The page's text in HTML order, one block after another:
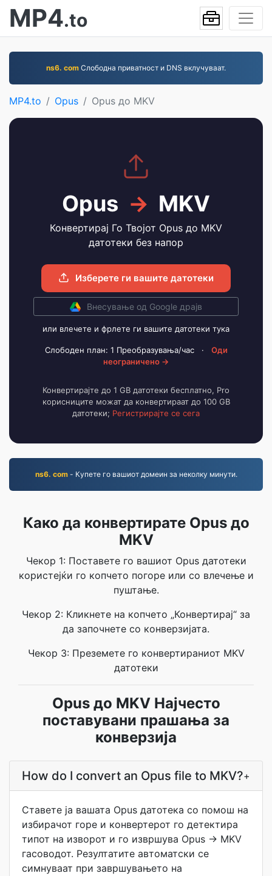
MP4.to
ns6. com Слободна приватност и DNS вклучуваат.
MP4.to Opus Opus до MKV
Opus → MKV
Конвертирај Го Твојот Opus до MKV
датотеки без напор
Изберете ги вашите датотеки
Внесување од Google драјв
или влечете и фрлете ги вашите датотеки тука
Слободен план: 1 Преобразувања/час ·
Оди
неограничено →
Конвертирајте до 1 GB датотеки бесплатно, Pro
корисниците можат да конвертираат до 100 GB
датотеки; Регистрирајте се сега
ns6. com- Купете го вашиот домеин за неколку минути.
Како да конвертирате Opus до
MKV
Чекор 1: Поставете го вашиот Opus датотеки
користејќи го копчето погоре или со влечење и
пуштање.
Чекор 2: Кликнете на копчето „Конвертирај“ за
да започнете со конверзијата.
Чекор 3: Преземете го конвертираниот MKV
датотеки
Opus до MKV Најчесто
поставувани прашања за
конверзија
How do I convert an Opus file to MKV?+
Ставете ја вашата Opus датотека со помош на
избирачот горе и конвертерот го детектира
типот на изворот и го извршува Opus → MKV
гасоводот. Резултатите автоматски се
симнуваат при завршувањето на